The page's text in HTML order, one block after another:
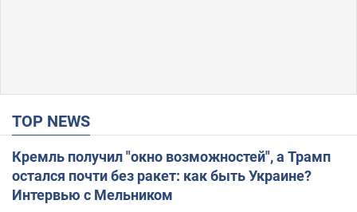
TOP NEWS
Кремль получил "окно возможностей", а Трамп
остался почти без ракет: как быть Украине?
Интервью с Мельником